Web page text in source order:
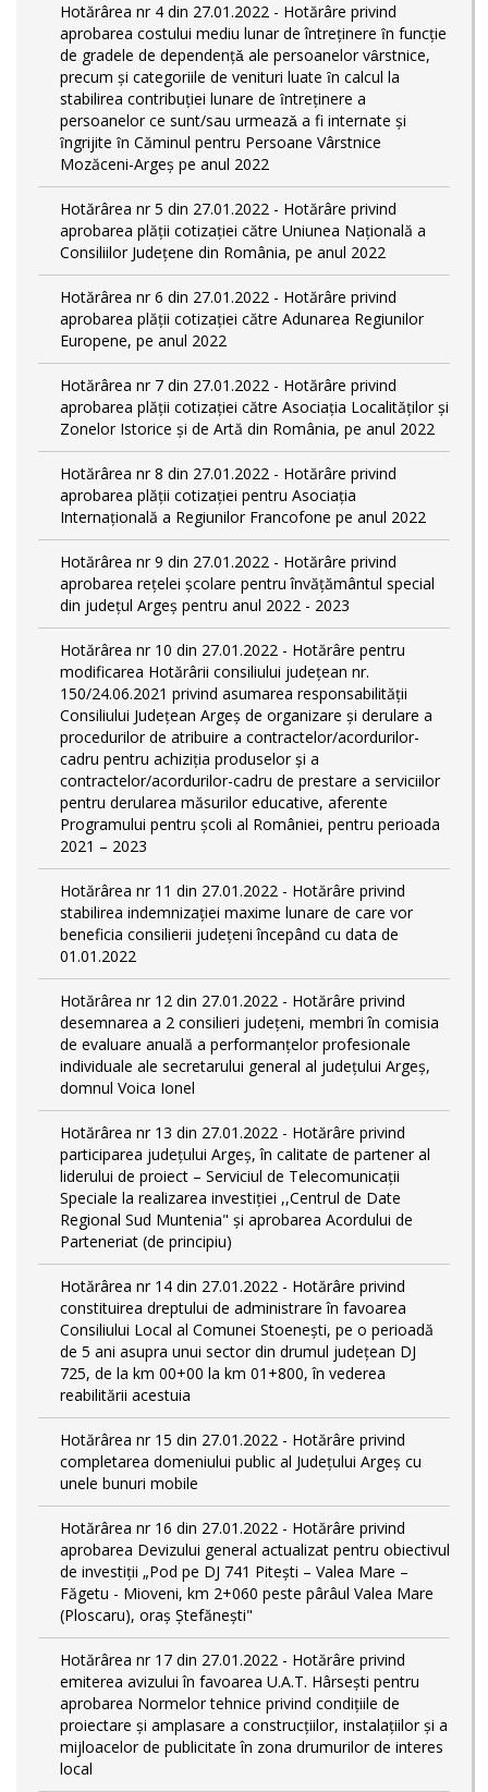
Hotărârea nr 4 din 27.01.2022 - Hotărâre privind
aprobarea costului mediu lunar de întreţinere ȋn funcție
de gradele de dependențǎ ale persoanelor vȃrstnice,
precum și categoriile de venituri luate ȋn calcul la
stabilirea contribuției lunare de ȋntreținere a
persoanelor ce sunt/sau urmeazǎ a fi internate și
ȋngrijite ȋn Căminul pentru Persoane Vârstnice
Mozăceni-Argeș pe anul 2022
Hotărârea nr 5 din 27.01.2022 - Hotărâre privind
aprobarea plății cotizației către Uniunea Națională a
Consiliilor Județene din România, pe anul 2022
Hotărârea nr 6 din 27.01.2022 - Hotărâre privind
aprobarea plății cotizației către Adunarea Regiunilor
Europene, pe anul 2022
Hotărârea nr 7 din 27.01.2022 - Hotărâre privind
aprobarea plății cotizației către Asociația Localităților și
Zonelor Istorice și de Artă din România, pe anul 2022
Hotărârea nr 8 din 27.01.2022 - Hotărâre privind
aprobarea plății cotizației pentru Asociația
Internațională a Regiunilor Francofone pe anul 2022
Hotărârea nr 9 din 27.01.2022 - Hotărâre privind
aprobarea rețelei școlare pentru învățământul special
din județul Argeș pentru anul 2022 - 2023
Hotărârea nr 10 din 27.01.2022 - Hotărâre pentru
modificarea Hotărârii consiliului județean nr.
150/24.06.2021 privind asumarea responsabilității
Consiliului Județean Argeș de organizare şi derulare a
procedurilor de atribuire a contractelor/acordurilor-
cadru pentru achiziţia produselor şi a
contractelor/acordurilor-cadru de prestare a serviciilor
pentru derularea măsurilor educative, aferente
Programului pentru școli al României, pentru perioada
2021 – 2023
Hotărârea nr 11 din 27.01.2022 - Hotărâre privind
stabilirea indemnizației maxime lunare de care vor
beneficia consilierii județeni începând cu data de
01.01.2022
Hotărârea nr 12 din 27.01.2022 - Hotărâre privind
desemnarea a 2 consilieri județeni, membri în comisia
de evaluare anuală a performanțelor profesionale
individuale ale secretarului general al județului Argeș,
domnul Voica Ionel
Hotărârea nr 13 din 27.01.2022 - Hotărâre privind
participarea județului Argeș, în calitate de partener al
liderului de proiect – Serviciul de Telecomunicații
Speciale la realizarea investiției ,,Centrul de Date
Regional Sud Muntenia" și aprobarea Acordului de
Parteneriat (de principiu)
Hotărârea nr 14 din 27.01.2022 - Hotărâre privind
constituirea dreptului de administrare în favoarea
Consiliului Local al Comunei Stoenești, pe o perioadă
de 5 ani asupra unui sector din drumul județean DJ
725, de la km 00+00 la km 01+800, în vederea
reabilitării acestuia
Hotărârea nr 15 din 27.01.2022 - Hotărâre privind
completarea domeniului public al Judeţului Argeş cu
unele bunuri mobile
Hotărârea nr 16 din 27.01.2022 - Hotărâre privind
aprobarea Devizului general actualizat pentru obiectivul
de investiţii „Pod pe DJ 741 Pitești – Valea Mare –
Făgetu - Mioveni, km 2+060 peste pârâul Valea Mare
(Ploscaru), oraș Ștefănești"
Hotărârea nr 17 din 27.01.2022 - Hotărâre privind
emiterea avizului în favoarea U.A.T. Hârsești pentru
aprobarea Normelor tehnice privind condiţiile de
proiectare şi amplasare a construcţiilor, instalaţiilor şi a
mijloacelor de publicitate în zona drumurilor de interes
local